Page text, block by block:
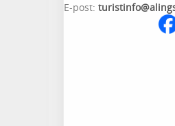
E-post: